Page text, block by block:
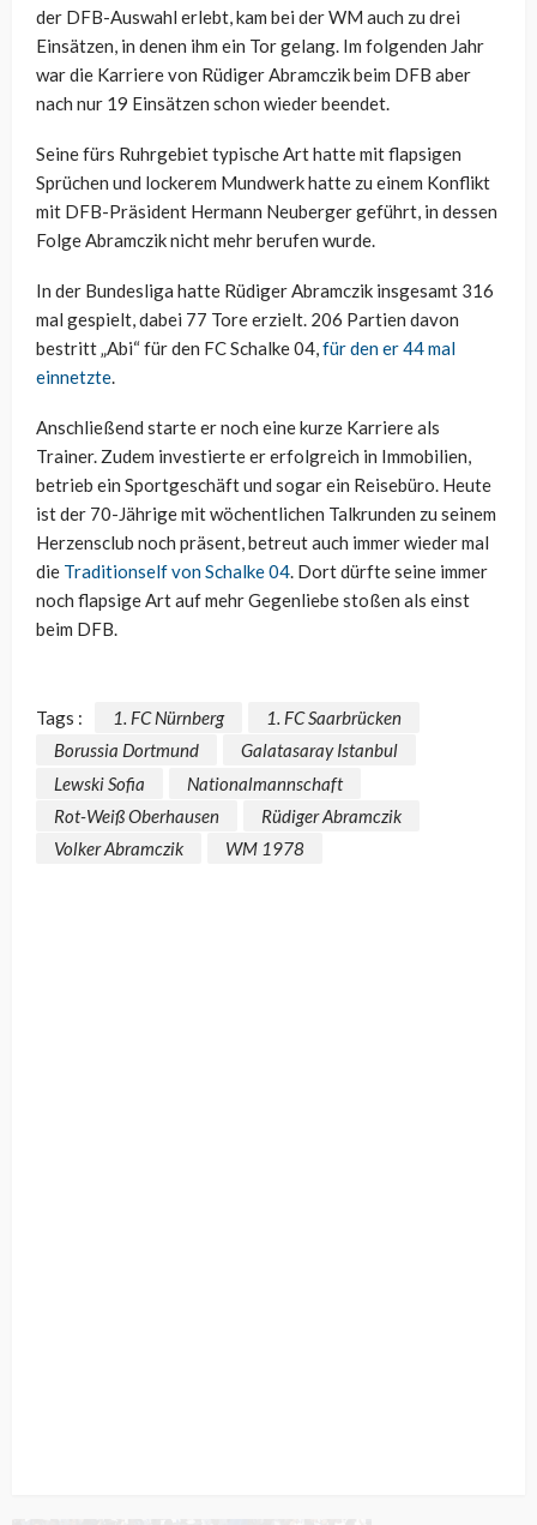
der DFB-Auswahl erlebt, kam bei der WM auch zu drei
Einsätzen, in denen ihm ein Tor gelang. Im folgenden Jahr
war die Karriere von Rüdiger Abramczik beim DFB aber
nach nur 19 Einsätzen schon wieder beendet.
Seine fürs Ruhrgebiet typische Art hatte mit flapsigen
Sprüchen und lockerem Mundwerk hatte zu einem Konflikt
mit DFB-Präsident Hermann Neuberger geführt, in dessen
Folge Abramczik nicht mehr berufen wurde.
In der Bundesliga hatte Rüdiger Abramczik insgesamt 316
mal gespielt, dabei 77 Tore erzielt. 206 Partien davon
bestritt „Abi“ für den FC Schalke 04,für den er 44 mal
einnetzte.
Anschließend starte er noch eine kurze Karriere als
Trainer. Zudem investierte er erfolgreich in Immobilien,
betrieb ein Sportgeschäft und sogar ein Reisebüro. Heute
ist der 70-Jährige mit wöchentlichen Talkrunden zu seinem
Herzensclub noch präsent, betreut auch immer wieder mal
die Traditionself von Schalke 04. Dort dürfte seine immer
noch flapsige Art auf mehr Gegenliebe stoßen als einst
beim DFB.
Tags : 1. FC Nürnberg
1. FC Saarbrücken
Borussia Dortmund
Galatasaray Istanbul
Lewski Sofia
Nationalmannschaft
Rot-Weiß Oberhausen
Rüdiger Abramczik
Volker Abramczik
WM 1978